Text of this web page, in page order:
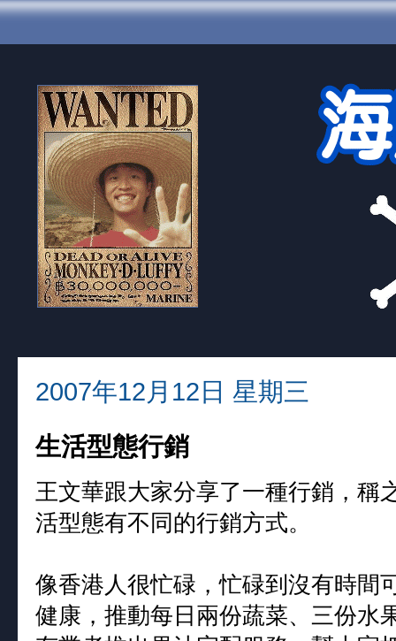
2007年12月12日 星期三
生活型態行銷
王文華跟大家分享了一種行銷，稱
活型態有不同的行銷方式。
像香港人很忙碌，忙碌到沒有時間
健康，推動每日兩份蔬菜、三份水